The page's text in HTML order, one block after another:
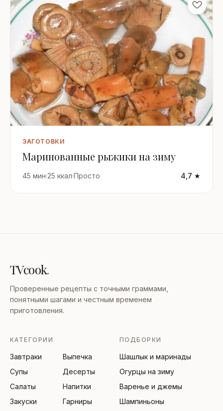
ЗАГОТОВКИ
Маринованные рыжики на зиму
45 мин·25 ккал·Просто 4,7 ★
TVcook.
Проверенные рецепты с точными граммами,
понятными шагами и честным временем
приготовления.
КАТЕГОРИИ
Завтраки
Выпечка
Супы
Десерты
Салаты
Напитки
Закуски
Гарниры
ПОДБОРКИ
Шашлык и маринады
Огурцы на зиму
Варенье и джемы
Шампиньоны